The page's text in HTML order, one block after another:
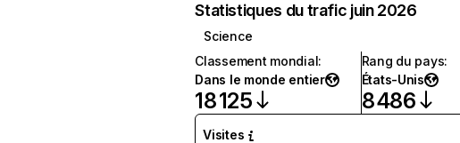
Statistiques du trafic juin 2026
Science
Classement mondial:
Dans le monde entier
18 125
Rang du pays:
États-Unis
8 486
Visites